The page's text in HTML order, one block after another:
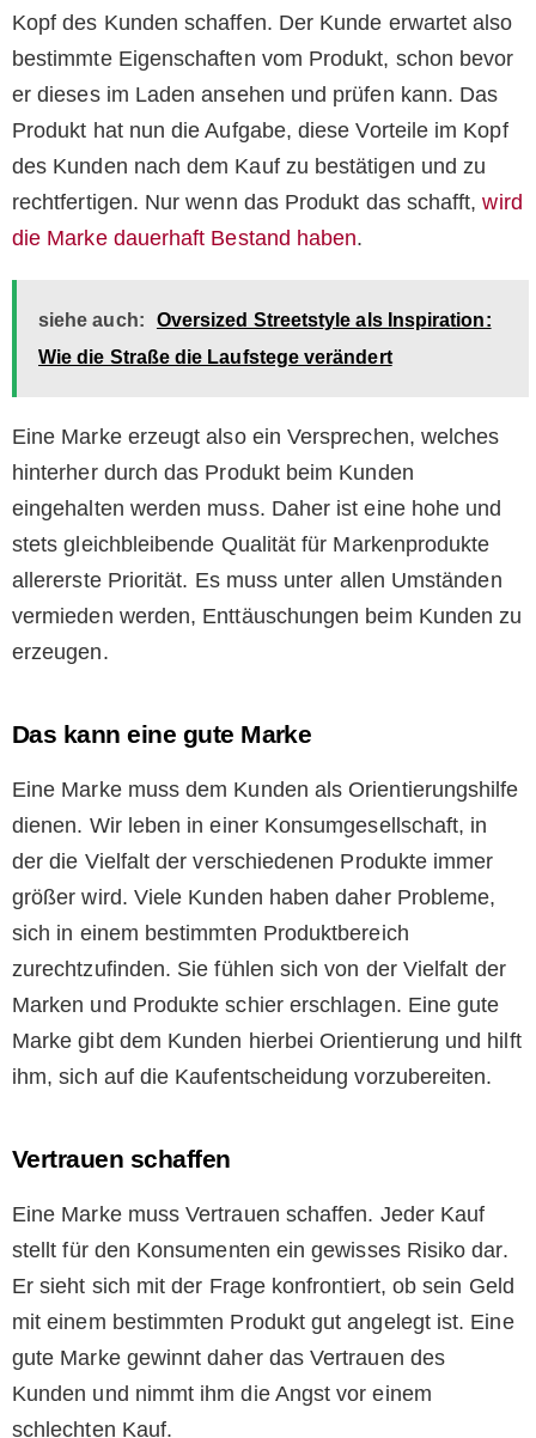
Kopf des Kunden schaffen. Der Kunde erwartet also
bestimmte Eigenschaften vom Produkt, schon bevor
er dieses im Laden ansehen und prüfen kann. Das
Produkt hat nun die Aufgabe, diese Vorteile im Kopf
des Kunden nach dem Kauf zu bestätigen und zu
rechtfertigen. Nur wenn das Produkt das schafft,wird
die Marke dauerhaft Bestand haben.
siehe auch:
Oversized Streetstyle als Inspiration:
Wie die Straße die Laufstege verändert
Eine Marke erzeugt also ein Versprechen, welches
hinterher durch das Produkt beim Kunden
eingehalten werden muss. Daher ist eine hohe und
stets gleichbleibende Qualität für Markenprodukte
allererste Priorität. Es muss unter allen Umständen
vermieden werden, Enttäuschungen beim Kunden zu
erzeugen.
Das kann eine gute Marke
Eine Marke muss dem Kunden als Orientierungshilfe
dienen. Wir leben in einer Konsumgesellschaft, in
der die Vielfalt der verschiedenen Produkte immer
größer wird. Viele Kunden haben daher Probleme,
sich in einem bestimmten Produktbereich
zurechtzufinden. Sie fühlen sich von der Vielfalt der
Marken und Produkte schier erschlagen. Eine gute
Marke gibt dem Kunden hierbei Orientierung und hilft
ihm, sich auf die Kaufentscheidung vorzubereiten.
Vertrauen schaffen
Eine Marke muss Vertrauen schaffen. Jeder Kauf
stellt für den Konsumenten ein gewisses Risiko dar.
Er sieht sich mit der Frage konfrontiert, ob sein Geld
mit einem bestimmten Produkt gut angelegt ist. Eine
gute Marke gewinnt daher das Vertrauen des
Kunden und nimmt ihm die Angst vor einem
schlechten Kauf.